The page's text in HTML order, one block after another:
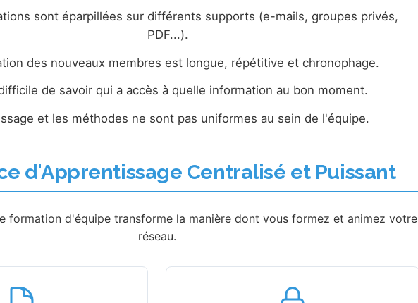
sont éparpillées sur différents supports (e-mails, groupes privés,
PDF...).
des nouveaux membres est longue, répétitive et chronophage.
de savoir qui a accès à quelle information au bon moment.
et les méthodes ne sont pas uniformes au sein de l'équipe.
d'Apprentissage Centralisé et Puissant
formation d'équipe transforme la manière dont vous formez et animez votre
réseau.